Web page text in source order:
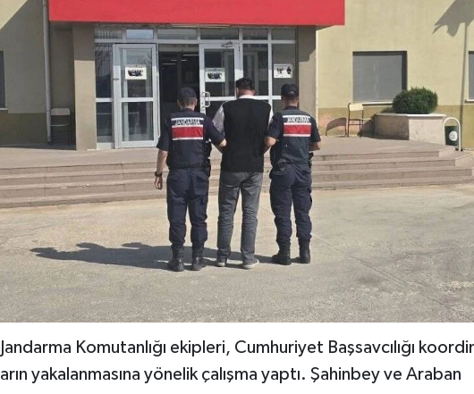
Komutanlığı ekipleri, Cumhuriyet Başsavcılığı
yakalanmasına yönelik çalışma yaptı. Şahinbey ve Araban